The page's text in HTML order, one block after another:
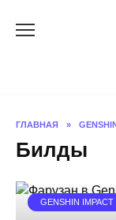
ГЛАВНАЯ »
Билды
GENSHIN IMPACT